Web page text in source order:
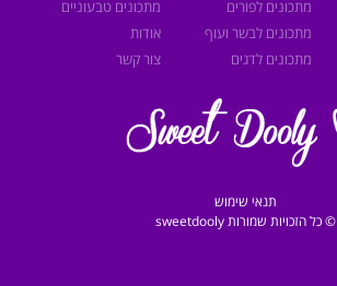
מתכונים לפורים
מתכונים לבשר ועוף
מתכונים לדגים
מתכונים טבעוניים
אודות
צור קשר
תנאי שימוש
© כל הזכויות שמורות sweetdooly